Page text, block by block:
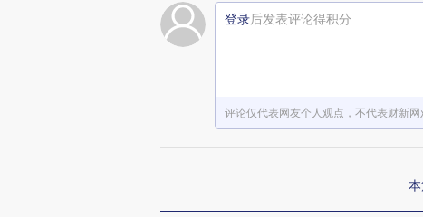
登录后发表评论得积分
评论仅代表网友个人观点，不代表财新网